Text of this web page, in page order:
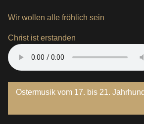
Wir wollen alle fröhlich sein
Christ ist erstanden
Ostermusik vom 17. bis